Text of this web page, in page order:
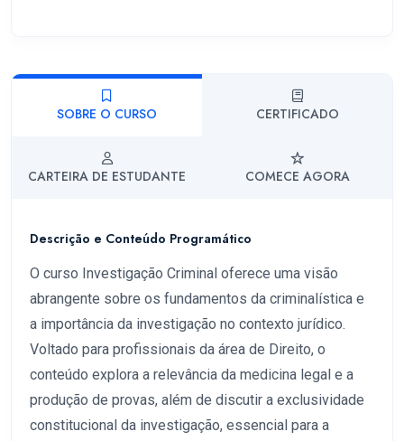
SOBRE O CURSO CERTIFICADO
CARTEIRA DE ESTUDANTE COMECE AGORA
Descrição e Conteúdo Programático
O curso Investigação Criminal oferece uma visão
abrangente sobre os fundamentos da criminalística e
a importância da investigação no contexto jurídico.
Voltado para profissionais da área de Direito, o
conteúdo explora a relevância da medicina legal e a
produção de provas, além de discutir a exclusividade
constitucional da investigação, essencial para a